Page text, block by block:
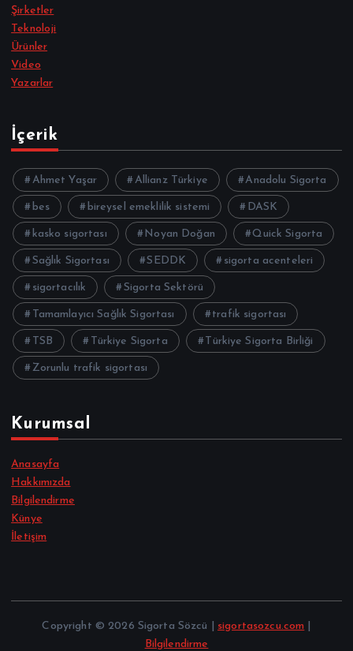
Şirketler
Teknoloji
Ürünler
Video
Yazarlar
İçerik
Ahmet Yaşar Allianz Türkiye Anadolu Sigorta
bes bireysel emeklilik sistemi DASK
kasko sigortası Noyan Doğan Quick Sigorta
Sağlık Sigortası SEDDK sigorta acenteleri
sigortacılık Sigorta Sektörü
Tamamlayıcı Sağlık Sigortası trafik sigortası
TSB Türkiye Sigorta Türkiye Sigorta Birliği
Zorunlu trafik sigortası
Kurumsal
Anasayfa
Hakkımızda
Bilgilendirme
Künye
İletişim
Copyright © 2026 Sigorta Sözcü | sigortasozcu.com
Bilgilendirme